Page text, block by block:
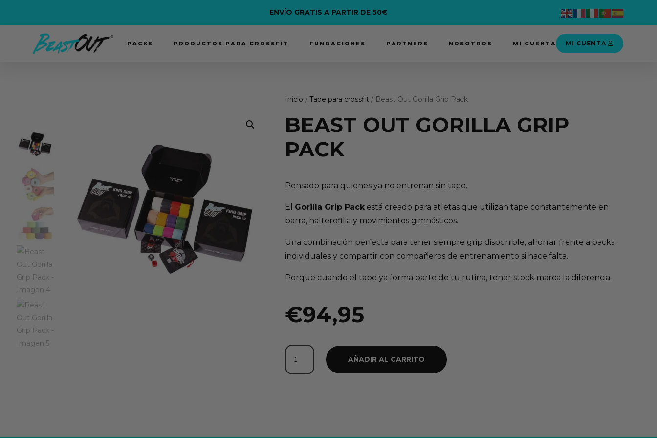
ENVÍO GRATIS A PARTIR DE 50€
PACKS PRODUCTOS PARA CROSSFIT FUNDACIONES PARTNERS NOSOTROS MI CUENTA MI CUENTA
Inicio / Tape para crossfit/ Beast Out Gorilla Grip Pack
BEAST OUT GORILLA GRIP
PACK
Pensado para quienes ya no entrenan sin tape.
El Gorilla Grip Packestá creado para atletas que utilizan tape constantemente en
barra, halterofilia y movimientos gimnásticos.
Una combinación perfecta para tener siempre grip disponible, ahorrar frente a packs
individuales y compartir con compañeros de entrenamiento si hace falta.
Porque cuando el tape ya forma parte de tu rutina, tener stock marca la diferencia.
€94,95
Beast
Out
Gorilla
AÑADIR AL CARRITO